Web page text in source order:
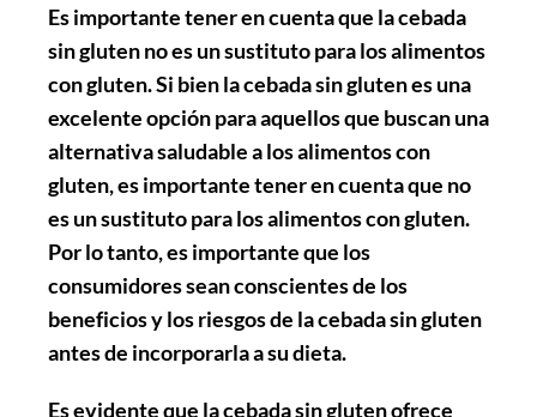
Es importante tener en cuenta que la cebada
sin gluten no es un sustituto para los alimentos
con gluten. Si bien la cebada sin gluten es una
excelente opción para aquellos que buscan una
alternativa saludable a los alimentos con
gluten, es importante tener en cuenta que no
es un sustituto para los alimentos con gluten.
Por lo tanto, es importante que los
consumidores sean conscientes de los
beneficios y los riesgos de la cebada sin gluten
antes de incorporarla a su dieta.
Es evidente que la cebada sin gluten ofrece